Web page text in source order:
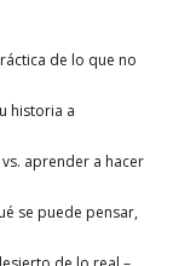
de lo que no
historia a
aprender a hacer
se puede pensar,